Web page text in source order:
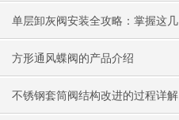
中应用
单层卸灰阀安装全攻略：掌握这几
点，轻松搞定不返工！
方形通风蝶阀的产品介绍
不锈钢套筒阀结构改进的过程详解